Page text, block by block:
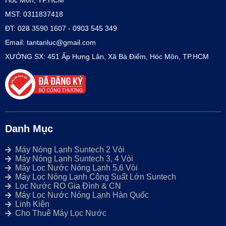
MST: 0311837418
ĐT: 028 3590 1607 - 0903 545 349
Email: tantanluc@gmail.com
XƯỞNG SX: 451 Ấp Hưng Lân, Xã Bà Điểm, Hóc Môn, TP.HCM
Danh Mục
Máy Nóng Lạnh Suntech 2 Vòi
Máy Nóng Lạnh Suntech 3, 4 Vòi
Máy Lọc Nước Nóng Lạnh 5,6 Vòi
Máy Lọc Nóng Lạnh Công Suất Lớn Suntech
Lọc Nước RO Gia Đình & CN
Máy Lọc Nước Nóng Lạnh Hàn Quốc
Linh Kiện
Cho Thuê Máy Lọc Nước